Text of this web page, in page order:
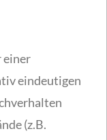
einer
eindeutigen
(z.B.